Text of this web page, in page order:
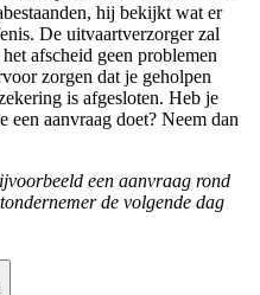
hij bekijkt wat er
De uitvaartverzorger zal
afscheid geen problemen
zorgen dat je geholpen
is afgesloten. Heb je
een aanvraag doet? Neem dan
een aanvraag rond
de volgende dag